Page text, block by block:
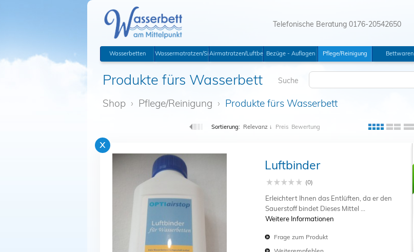
Telefonische Beratung 0176-20542650
Wasserbetten Wassermatratzen/Sicherheitswannen
Airmatratzen/LuftbettenBezüge - Auflagen Pflege/Reinigung Bettwaren
Produkte fürs Wasserbett Suche
Shop › Pflege/Reinigung › Produkte fürs Wasserbett
Sortierung: Relevanz ↓ Preis Bewertung
Luftbinder
(0)
Erleichtert Ihnen das Entlüften, da er den
Sauerstoff bindet Dieses Mittel ...
Weitere Informationen
Frage zum Produkt
x